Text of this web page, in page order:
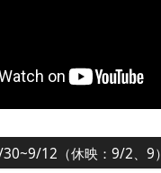
30~9/12（休映：9/2、9）